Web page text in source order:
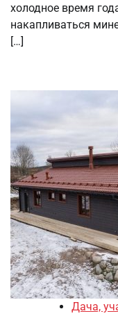
холодное время
накапливаться
[…]
Дача,